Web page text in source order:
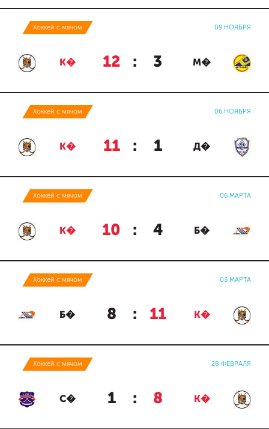
Хоккей с мячом 09 НОЯБРЯ
К� 12 : 3 М�
Хоккей с мячом 06 НОЯБРЯ
К� 11 : 1 Д�
Хоккей с мячом 06 МАРТА
К� 10 : 4 Б�
Хоккей с мячом 03 МАРТА
Б� 8 : 11 К�
Хоккей с мячом 28 ФЕВРАЛЯ
С� 1 : 8 К�